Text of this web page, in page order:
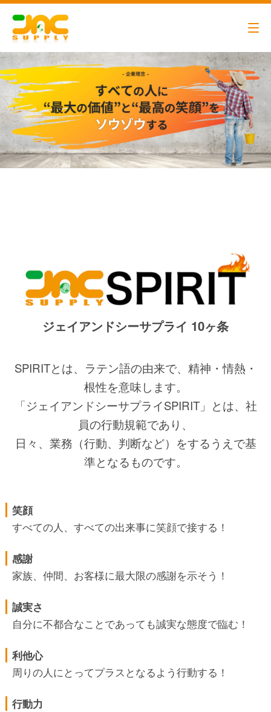
代表メッセージ
ジェイアンドシーサプライ 10ヶ条
SPIRITとは、ラテン語の由来で、精神・情熱・
根性を意味します。
「ジェイアンドシーサプライSPIRIT」とは、社
員の行動規範であり、
日々、業務（行動、判断など）をするうえで基
準となるものです。
笑顔
すべての人、すべての出来事に笑顔で接する！
感謝
家族、仲間、お客様に最大限の感謝を示そう！
誠実さ
自分に不都合なことであっても誠実な態度で臨む！
利他心
周りの人にとってプラスとなるよう行動する！
行動力